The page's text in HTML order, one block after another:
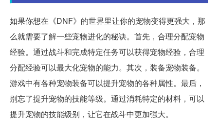
如果你想在《DNF》的世界里让你的宠物变得更强大，那
么就需要了解一些宠物进化的秘诀。首先，合理分配宠物
经验。通过战斗和完成特定任务可以获得宠物经验，合理
分配经验可以最大化宠物的能力。其次，装备宠物装备。
游戏中有各种宠物装备可以提升宠物的各种属性。最后，
别忘了提升宠物的技能等级。通过消耗特定的材料，可以
提升宠物的技能级别，让它在战斗中更加强大。